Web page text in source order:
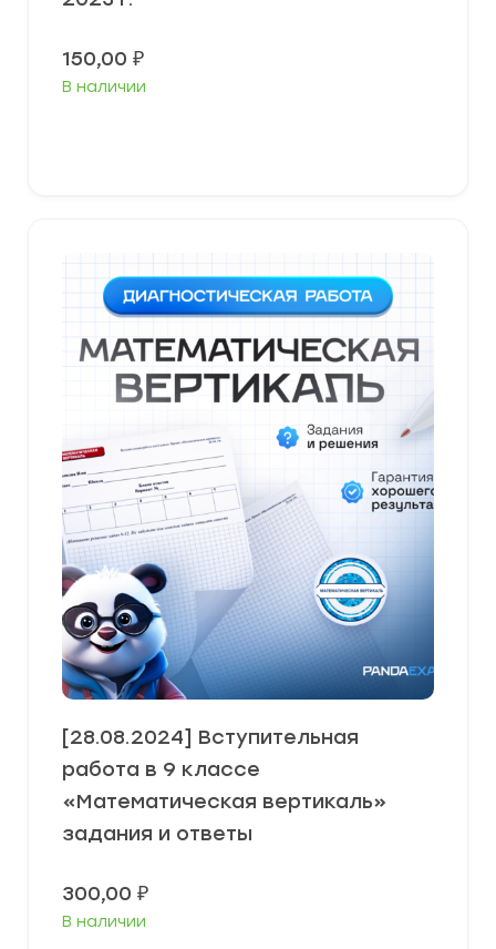
150,00 ₽
В наличии
[28.08.2024] Вступительная
работа в 9 классе
«Математическая вертикаль»
задания и ответы
300,00 ₽
В наличии